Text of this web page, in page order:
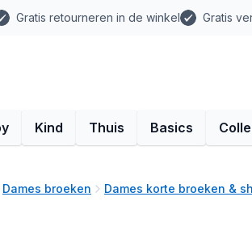
Gratis retourneren in de winkel Gratis
Kind Thuis Basics
Dames broeken Dames korte broeken &